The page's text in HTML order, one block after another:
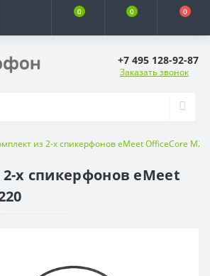
0 0 0
+7 495 128-92-87
Заказать звонок
из 2-х спикерфонов eMeet OfficeCore
х спикерфонов eMeet